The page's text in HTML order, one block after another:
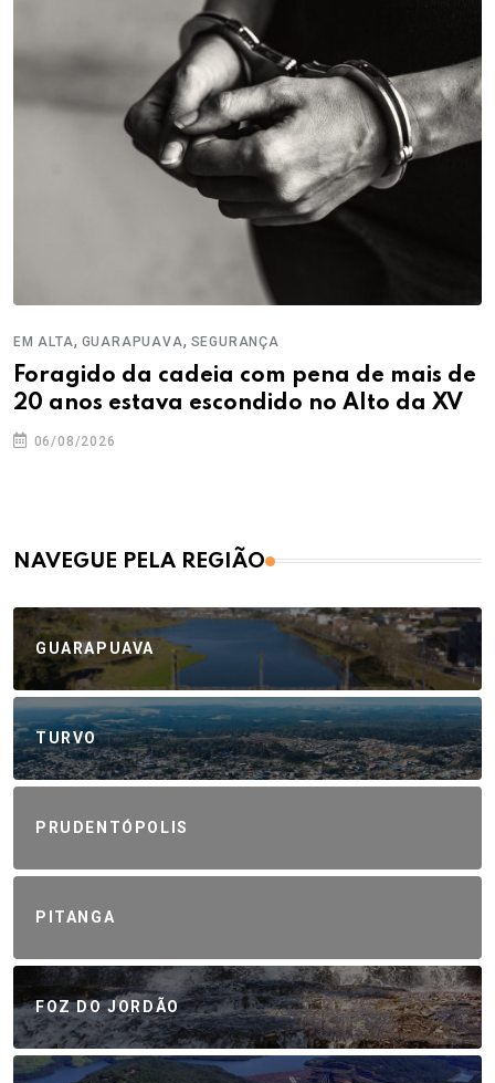
EM ALTA, GUARAPUAVA, SEGURANÇA
Foragido da cadeia com pena de mais de
20 anos estava escondido no Alto da XV
06/08/2026
NAVEGUE PELA REGIÃO
GUARAPUAVA
TURVO
PRUDENTÓPOLIS
PITANGA
FOZ DO JORDÃO